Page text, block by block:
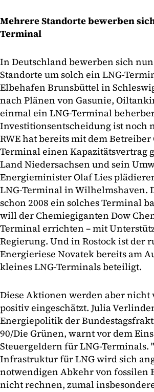
Mehrere Standorte bewerben
Terminal
In Deutschland bewerben sich
Standorte um solch ein LNG-
Elbehafen Brunsbüttel in
nach Plänen von Gasunie,
einmal ein LNG-Terminal
Investitionsentscheidung ist noch
RWE hat bereits mit dem Betreiber
Terminal einen Kapazitätsvertrag
Land Niedersachsen und sein
Energieminister Olaf Lies
LNG-Terminal in Wilhelmshaven.
schon 2008 ein solches Terminal
will der Chemiegiganten Dow
Terminal errichten – mit
Regierung. Und in Rostock ist der
Energieriese Novatek bereits am
kleines LNG-Terminals beteiligt.
Diese Aktionen werden aber nicht
positiv eingeschätzt. Julia
Energiepolitik der
90/Die Grünen, warnt vor dem
Steuergeldern für LNG-Terminals.
Infrastruktur für LNG wird sich
notwendigen Abkehr von fossilen
nicht rechnen, zumal